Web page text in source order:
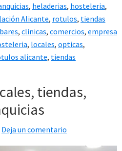
, heladerias, hosteleria,
Alicante, rotulos, tiendas
bares, clinicas, comercios, empresa
, locales, opticas,
alicante, tiendas
tiendas,
Deja un comentario